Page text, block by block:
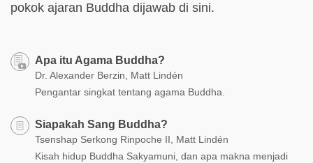
pokok ajaran Buddha dijawab di sini.
Apa itu Agama Buddha?
Dr. Alexander Berzin, Matt Lindén
Pengantar singkat tentang agama Buddha.
Siapakah Sang Buddha?
Tsenshap Serkong Rinpoche II, Matt Lindén
Kisah hidup Buddha Sakyamuni, dan apa makna menjadi